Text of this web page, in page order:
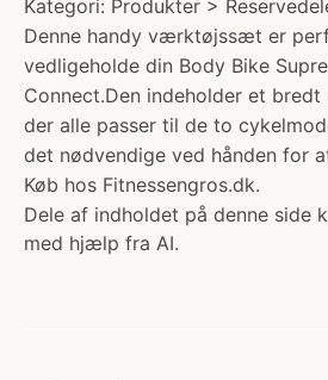
Kategori: Produkter >
Denne handy værktøjssæt er
vedligeholde din Body Bike
Connect.Den indeholder et
der alle passer til de to
det nødvendige ved hånden for
Køb hos Fitnessengros.dk.
Dele af indholdet på denne side
med hjælp fra AI.